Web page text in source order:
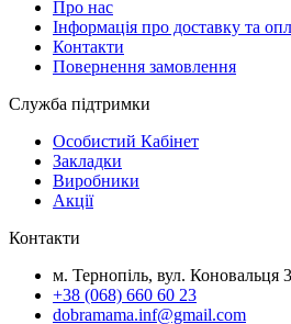
Про нас
Інформація про доставку та
Контакти
Повернення замовлення
Служба підтримки
Особистий Кабінет
Закладки
Виробники
Акції
Контакти
м. Тернопіль, вул. Коновальця 3
+38 (068) 660 60 23
dobramama.inf@gmail.com